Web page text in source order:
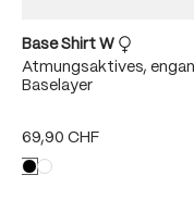
Base Shirt W
Atmungsaktives,
Baselayer
69,90 CHF